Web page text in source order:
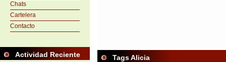
Chats
Cartelera
Contacto
Actividad Reciente Tags Alicia